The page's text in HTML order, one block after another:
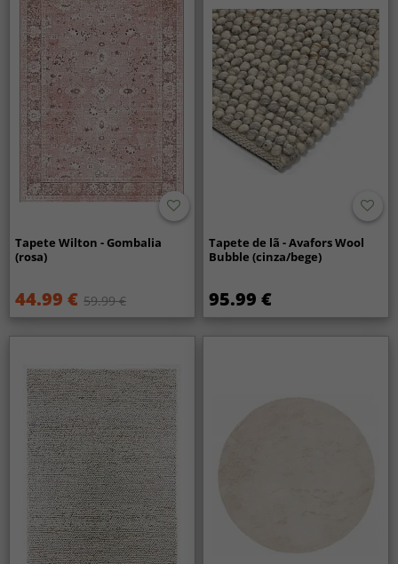
Tapete Wilton - Gombalia
(rosa)
44.99 € 59.99 €
Tapete de lã - Avafors Wool
Bubble (cinza/bege)
95.99 €